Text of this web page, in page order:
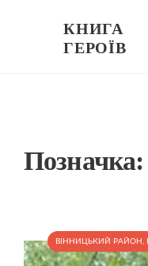
КНИГА
ГЕРОЇВ
Позначка:
ВІННИЦЬКИЙ РАЙОН ,